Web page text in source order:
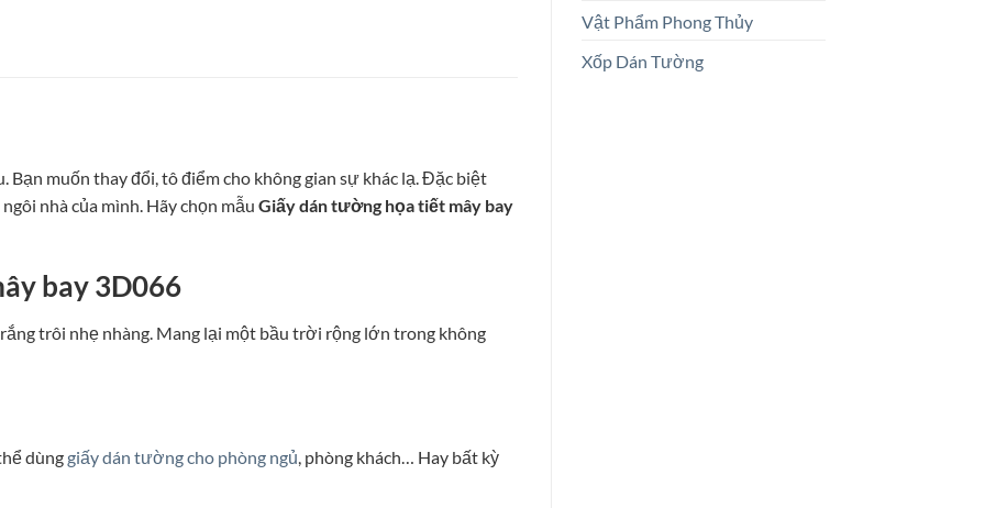
Vật Phẩm Phong Thủy
Xốp Dán Tường
muốn thay đổi, tô điểm cho không gian sự khác lạ. Đặc biệt
nhà của mình. Hãy chọn mẫu Giấy dán tường họa tiết mây bay
bay 3D066
trôi nhẹ nhàng. Mang lại một bầu trời rộng lớn trong không
dùng giấy dán tường cho phòng ngủ, phòng khách… Hay bất kỳ